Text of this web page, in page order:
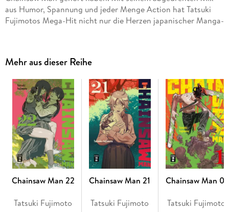
aus Humor, Spannung und jeder Menge Action hat Tatsuki
Fujimotos Mega-Hit nicht nur die Herzen japanischer Manga-
Inhalt Band 9: Den Sieg über Santa Claus und die restlichen
Killer haben die Sondereinheiten mit etlichen Leben - und
Körperteilen - bezahlen müssen. Doch es bleibt kaum Zeit für
eine Verschnaufpause: Von Makima erfahren Denji und seine
Freunde die schockierende Wahrheit über den Pistolenteufel.
"Blutig, lustig und actiongeladen."
Mehr aus dieser Reihe
Chainsaw Man 22
Tatsuki Fujimoto
Chainsaw Man 21
Tatsuki Fujimoto
Chainsaw Man 01
Tatsuki Fujimoto